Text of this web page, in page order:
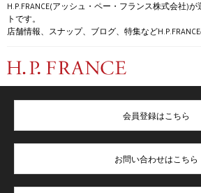
H.P.FRANCE(アッシュ・ペー・フランス株式会社)
トです。
店舗情報、スナップ、ブログ、特集など
会員登録はこちら
お問い合わせはこちら